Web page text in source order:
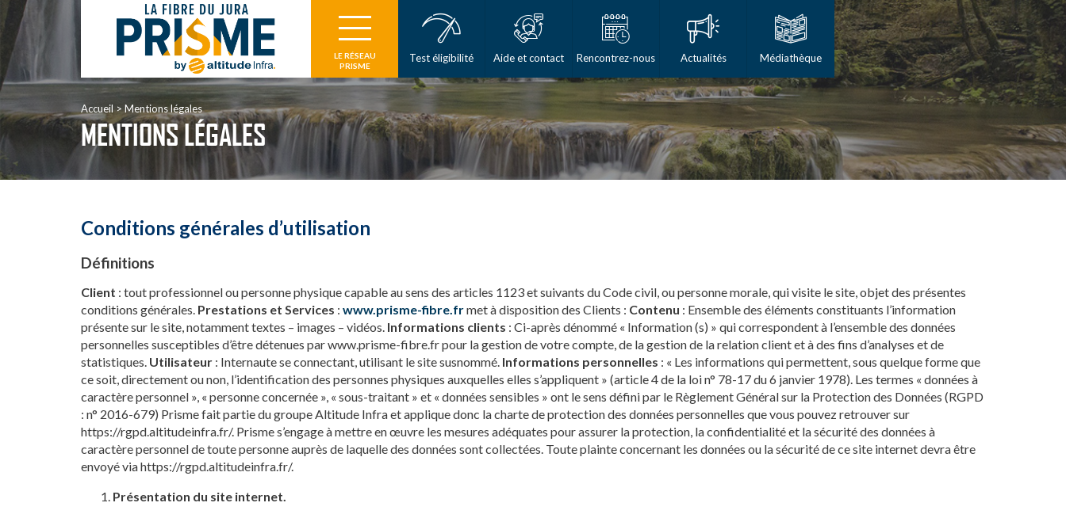
LE RÉSEAU
PRISME
Test éligibilité Aide et contact Rencontrez-nous Actualités Médiathèque
Accueil Mentions légales
MENTIONS LÉGALES
Conditions générales d’utilisation
Définitions
Client : tout professionnel ou personne physique capable au sens des articles 1123 et suivants du Code civil, ou personne morale, qui visite le site, objet des présentes
conditions générales. Prestations et Services : www.prisme-fibre.frmet à disposition des Clients : Contenu : Ensemble des éléments constituants l’information
présente sur le site, notamment textes – images – vidéos. Informations clients : Ci-après dénommé « Information (s) » qui correspondent à l’ensemble des données
personnelles susceptibles d’être détenues par www.prisme-fibre.fr pour la gestion de votre compte, de la gestion de la relation client et à des fins d’analyses et de
statistiques. Utilisateur : Internaute se connectant, utilisant le site susnommé. Informations personnelles : « Les informations qui permettent, sous quelque forme que
ce soit, directement ou non, l’identification des personnes physiques auxquelles elles s’appliquent » (article 4 de la loi n° 78-17 du 6 janvier 1978). Les termes « données à
caractère personnel », « personne concernée », « sous-traitant » et « données sensibles » ont le sens défini par le Règlement Général sur la Protection des Données (RGPD
: n° 2016-679) Prisme fait partie du groupe Altitude Infra et applique donc la charte de protection des données personnelles que vous pouvez retrouver sur
https://rgpd.altitudeinfra.fr/. Prisme s’engage à mettre en œuvre les mesures adéquates pour assurer la protection, la confidentialité et la sécurité des données à
caractère personnel de toute personne auprès de laquelle des données sont collectées. Toute plainte concernant les données ou la sécurité de ce site internet devra être
envoyé via https://rgpd.altitudeinfra.fr/.
Présentation du site internet.